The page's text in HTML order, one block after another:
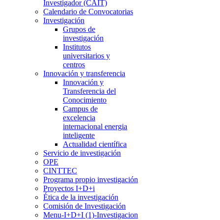
Investigador (CAIT)
Calendario de Convocatorias
Investigación
Grupos de
investigación
Institutos
universitarios y
centros
Innovación y transferencia
Innovación y
Transferencia del
Conocimiento
Campus de
excelencia
internacional energia
inteligente
Actualidad científica
Servicio de investigación
OPE
CINTTEC
Programa propio investigación
Proyectos I+D+i
Ética de la investigación
Comisión de Investigación
Menu-I+D+I (1)-Investigacion